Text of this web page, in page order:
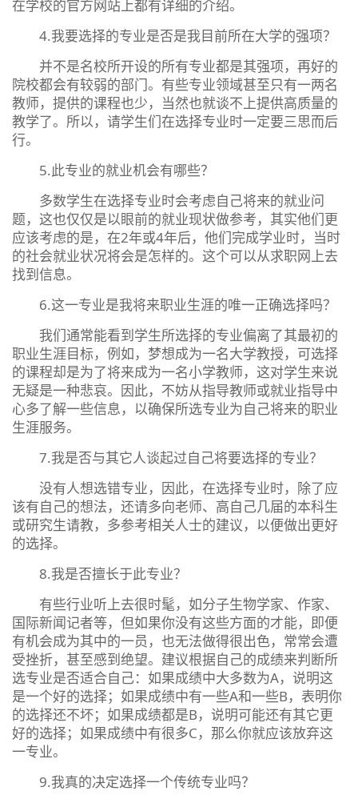
在学校的官方网站上都有详细的介绍。
4.我要选择的专业是否是我目前所在大学的强项？
并不是名校所开设的所有专业都是其强项，再好的
院校都会有较弱的部门。有些专业领域甚至只有一两名
教师，提供的课程也少，当然也就谈不上提供高质量的
教学了。所以，请学生们在选择专业时一定要三思而后
行。
5.此专业的就业机会有哪些？
多数学生在选择专业时会考虑自己将来的就业问
题，这也仅仅是以眼前的就业现状做参考，其实他们更
应该考虑的是，在2年或4年后，他们完成学业时，当时
的社会就业状况将会是怎样的。这个可以从求职网上去
找到信息。
6.这一专业是我将来职业生涯的唯一正确选择吗？
我们通常能看到学生所选择的专业偏离了其最初的
职业生涯目标，例如，梦想成为一名大学教授，可选择
的课程却是为了将来成为一名小学教师，这对学生来说
无疑是一种悲哀。因此，不妨从指导教师或就业指导中
心多了解一些信息，以确保所选专业为自己将来的职业
生涯服务。
7.我是否与其它人谈起过自己将要选择的专业？
没有人想选错专业，因此，在选择专业时，除了应
该有自己的想法，还请多向老师、高自己几届的本科生
或研究生请教，多参考相关人士的建议，以便做出更好
的选择。
8.我是否擅长于此专业？
有些行业听上去很时髦，如分子生物学家、作家、
国际新闻记者等，但如果你没有这些方面的才能，即便
有机会成为其中的一员，也无法做得很出色，常常会遭
受挫折，甚至感到绝望。建议根据自己的成绩来判断所
选专业是否适合自己：如果成绩中大多数为A，说明这
是一个好的选择；如果成绩中有一些A和一些B，表明你
的选择还不坏；如果成绩都是B，说明可能还有其它更
好的选择；如果成绩中有很多C，那么你就应该放弃这
一专业。
9.我真的决定选择一个传统专业吗？